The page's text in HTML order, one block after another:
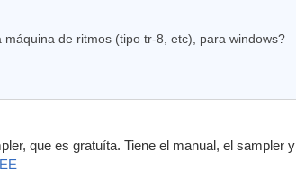
de ritmos (tipo tr-8, etc), para windows?
que es gratuíta. Tiene el manual, el sampler y